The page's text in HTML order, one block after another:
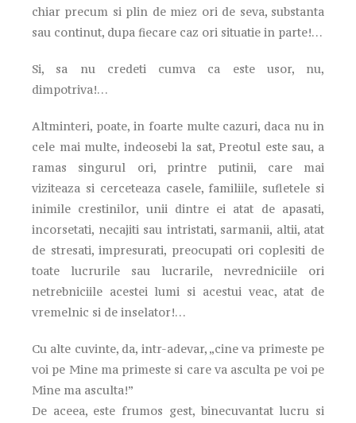
chiar precum si plin de miez ori de seva, substanta
sau continut, dupa fiecare caz ori situatie in parte!…
Si, sa nu credeti cumva ca este usor, nu,
dimpotriva!…
Altminteri, poate, in foarte multe cazuri, daca nu in
cele mai multe, indeosebi la sat, Preotul este sau, a
ramas singurul ori, printre putinii, care mai
viziteaza si cerceteaza casele, familiile, sufletele si
inimile crestinilor, unii dintre ei atat de apasati,
incorsetati, necajiti sau intristati, sarmanii, altii, atat
de stresati, impresurati, preocupati ori coplesiti de
toate lucrurile sau lucrarile, nevredniciile ori
netrebniciile acestei lumi si acestui veac, atat de
vremelnic si de inselator!…
Cu alte cuvinte, da, intr-adevar, „cine va primeste pe
voi pe Mine ma primeste si care va asculta pe voi pe
Mine ma asculta!”
De aceea, este frumos gest, binecuvantat lucru si